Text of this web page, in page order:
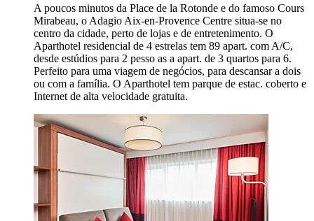
A poucos minutos da Place de la Rotonde e do famoso Cours
Mirabeau, o Adagio Aix-en-Provence Centre situa-se no
centro da cidade, perto de lojas e de entretenimento. O
Aparthotel residencial de 4 estrelas tem 89 apart. com A/C,
desde estúdios para 2 pesso as a apart. de 3 quartos para 6.
Perfeito para uma viagem de negócios, para descansar a dois
ou com a família. O Aparthotel tem parque de estac. coberto e
Internet de alta velocidade gratuita.